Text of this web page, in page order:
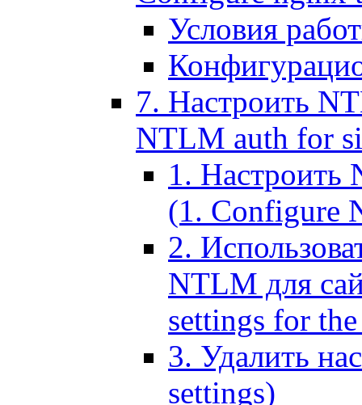
Условия
7. Настроить
NTLM auth for
1. Настроить
(1. Configure
2.
NTLM для
settings for
3. Удалить
settings)